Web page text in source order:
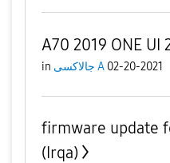
A70 2019 ONE UI
in جالاكسى A 02-20-2021
firmware update
(Irqa)